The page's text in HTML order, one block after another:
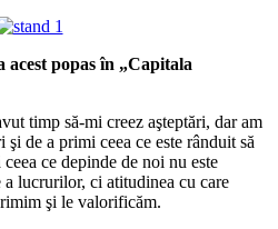
acest popas în „Capitala
timp să-mi creez aşteptări, dar am
de a primi ceea ce este rânduit să
ce depinde de noi nu este
a lucrurilor, ci atitudinea cu care
şi le valorificăm.